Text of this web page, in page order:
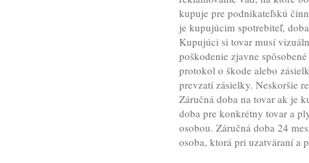
kupuje pre podnikateľskú
je kupujúcim spotrebiteľ,
Kupujúci si tovar musí
poškodenie zjavne
protokol o škode alebo
prevzatí zásielky. Neskoršie
Záručná doba na tovar ak je
doba pre konkrétny tovar a
osobou. Záručná doba 24
osoba, ktorá pri uzatváraní a